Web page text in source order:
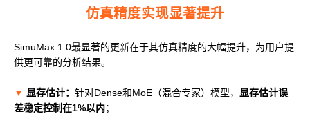
科学计算套件
仿真精度实现显著提升
SimuMax 1.0最显著的更新在于其仿真精度的大幅提升，为用户提
供更可靠的分析结果。
▼ 显存估计： 针对Dense和MoE（混合专家）模型， 显存估计误
差稳定控制在1%以内；